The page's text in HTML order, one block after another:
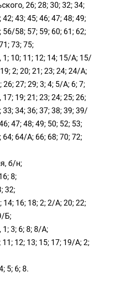
26; 28; 30; 32; 34;
43; 45; 46; 47; 48; 49;
56/58; 57; 59; 60; 61; 62;
73; 75;
10; 11; 12; 14; 15/А; 15/
2; 20; 21; 23; 24; 24/А;
27; 29; 3; 4; 5/А; 6; 7;
19; 21; 23; 24; 25; 26;
33; 34; 36; 37; 38; 39; 39/
47; 48; 49; 50; 52; 53;
64; 64/А; 66; 68; 70; 72;
б/н;
8;
32;
14; 16; 18; 2; 2/А; 20; 22;
Б;
3; 6; 8; 8/А;
12; 13; 15; 17; 19/А; 2;
5; 6; 8.